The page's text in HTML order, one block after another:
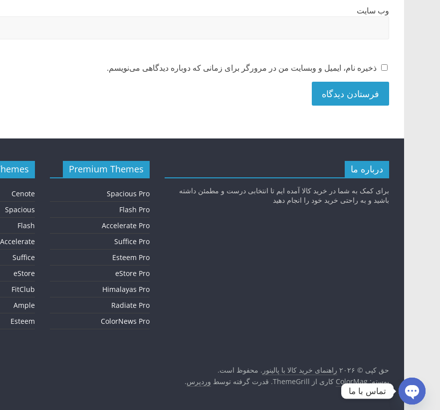
وب‌ سایت
ذخیره نام، ایمیل و وبسایت من در مرورگر برای زمانی که دوباره دیدگاهی می‌نویسم.
درباره ما
برای کمک به شما در خرید کالا آمده ایم تا انتخابی درست و مطمئن داشته
باشید و به راحتی خرید خود را انجام دهید
Premium Themes
Spacious Pro
Flash Pro
Accelerate Pro
Suffice Pro
Esteem Pro
eStore Pro
Himalayas Pro
Radiate Pro
ColorNews Pro
Cenote
Spacious
Flash
Accelerate
Suffice
eStore
FitClub
Ample
Esteem
حق کپی © ۲۰۲۶ راهنمای خرید کالا با پالینور . محفوظ است.
پوسته:ColorMag کاری از ThemeGrill. قدرت گرفته توسط وردپرس.
تماس با ما